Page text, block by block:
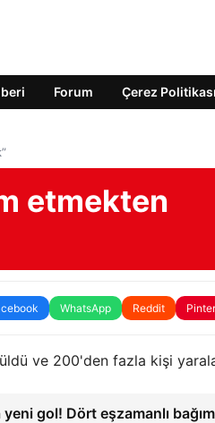
Forum Çerez Politikası
etmekten
WhatsApp Reddit
ve 200'den fazla kişi
gol! Dört eşzamanlı